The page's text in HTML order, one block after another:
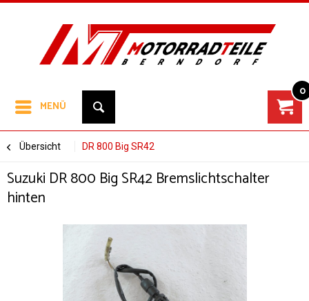
MENÜ
0
Übersicht DR 800 Big SR42
Suzuki DR 800 Big SR42 Bremslichtschalter
hinten